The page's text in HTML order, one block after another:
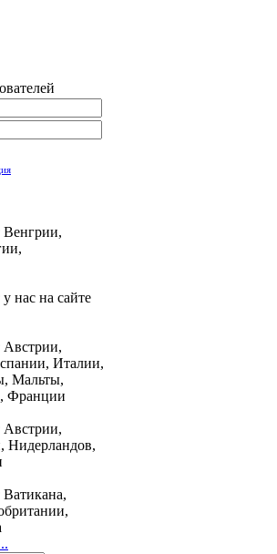
Венгрии,
нас на сайте
Австрии,
Италии,
Мальты,
Франции
Австрии,
Нидерландов,